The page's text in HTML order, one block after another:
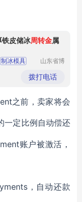
铁皮储冰周转金属
制冰模具
山东省博
制冷设备
厂
拨打电话
之前，卖家将会
一定比例自动偿还
账户被激活，
， 自动还款